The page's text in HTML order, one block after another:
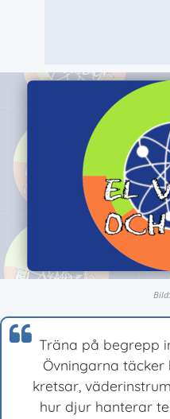
Träna på begrepp
Övningarna
kretsar,
hur djur hanterar